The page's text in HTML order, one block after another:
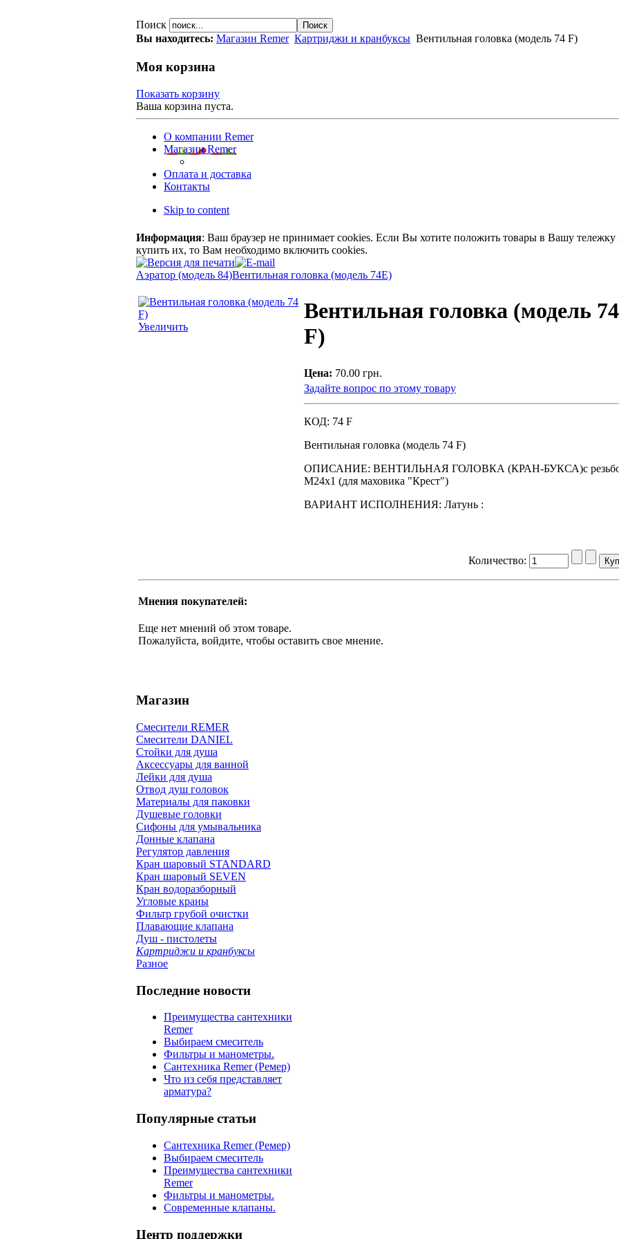
Поиск
Вы находитесь: Магазин Remer Картриджи и кранбуксы Вентильная головка (модель 74 F)
Моя корзина
Показать корзину
Ваша корзина пуста.
О компании Remer
Магазин Remer
Оплата и доставка
Контакты
Skip to content
Информация: Ваш браузер не принимает cookies. Если Вы хотите положить товары в Вашу тележку
купить их, то Вам необходимо включить cookies.
Аэратор (модель 84)Вентильная головка (модель 74E)
Увеличить
Вентильная головка (модель 74
F)
Цена: 70.00 грн.
Задайте вопрос по этому товару
КОД: 74 F
Вентильная головка (модель 74 F)
ОПИСАНИЕ: ВЕНТИЛЬНАЯ ГОЛОВКА (КРАН-БУКСА)с
М24х1 (для маховика "Крест")
ВАРИАНТ ИСПОЛНЕНИЯ: Латунь :
Количество:
Мнения покупателей:
Еще нет мнений об этом товаре.
Пожалуйста, войдите, чтобы оставить свое мнение.
Магазин
Смесители REMER
Смесители DANIEL
Стойки для душа
Аксессуары для ванной
Лейки для душа
Отвод душ головок
Материалы для паковки
Душевые головки
Сифоны для умывальника
Донные клапана
Регулятор давления
Кран шаровый STANDARD
Кран шаровый SEVEN
Кран водоразборный
Угловые краны
Фильтр грубой очистки
Плавающие клапана
Душ - пистолеты
Картриджи и кранбуксы
Разное
Последние новости
Преимущества сантехники
Remer
Выбираем смеситель
Фильтры и манометры.
Сантехника Remer (Ремер)
Что из себя представляет
арматура?
Популярные статьи
Сантехника Remer (Ремер)
Выбираем смеситель
Преимущества сантехники
Remer
Фильтры и манометры.
Современные клапаны.
Центр поддержки